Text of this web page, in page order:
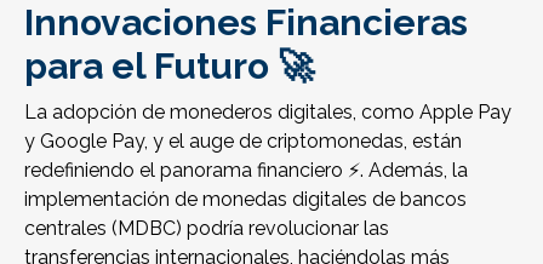
Innovaciones Financieras
para el Futuro 🚀
La adopción de monederos digitales, como Apple Pay
y Google Pay, y el auge de criptomonedas, están
redefiniendo el panorama financiero ⚡. Además, la
implementación de monedas digitales de bancos
centrales (MDBC) podría revolucionar las
transferencias internacionales, haciéndolas más